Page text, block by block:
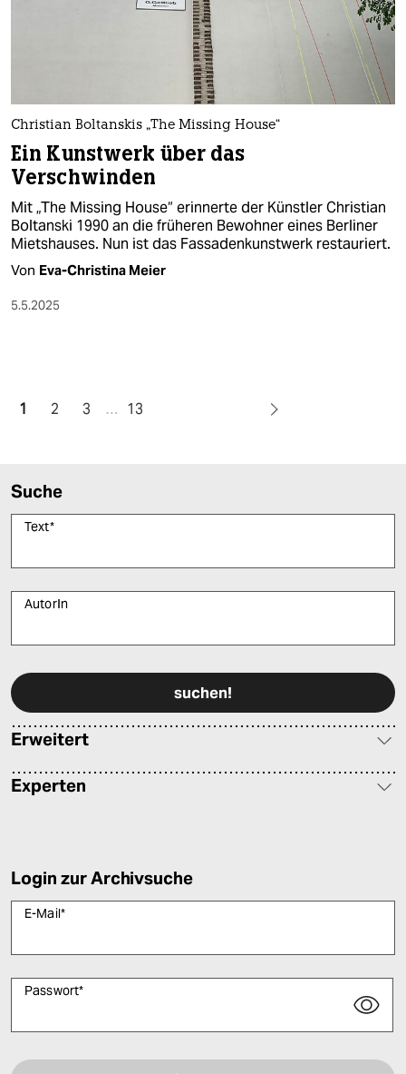
Christian Boltanskis „The Missing House“
Ein Kunstwerk über das
Verschwinden
Mit „The Missing House“ erinnerte der Künstler Christian
Boltanski 1990 an die früheren Bewohner eines Berliner
Mietshauses. Nun ist das Fassadenkunstwerk restauriert.
Von Eva-Christina Meier
5.5.2025
1 2 3 … 13
Suche
Text*
AutorIn
Erweitert
Experten
Login zur Archivsuche
E-Mail*
Passwort*